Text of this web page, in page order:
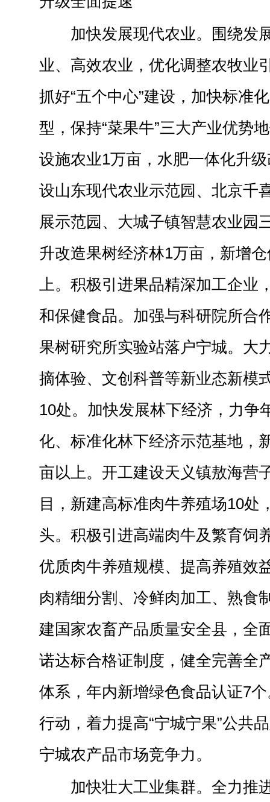
加快发展现代农业。围绕发
业、高效农业，优化调整农牧业
抓好“五个中心”建设，加快标准
型，保持“菜果牛”三大产业优势
设施农业1万亩，水肥一体化升
设山东现代农业示范园、北京千
展示范园、大城子镇智慧农业园
升改造果树经济林1万亩，新增
上。积极引进果品精深加工企业
和保健食品。加强与科研院所合
果树研究所实验站落户宁城。大
摘体验、文创科普等新业态新模
10处。加快发展林下经济，力争
化、标准化林下经济示范基地，
亩以上。开工建设天义镇敖海营
目，新建高标准肉牛养殖场10处
头。积极引进高端肉牛及繁育饲
优质肉牛养殖规模、提高养殖效
肉精细分割、冷鲜肉加工、熟食
建国家农畜产品质量安全县，全
诺达标合格证制度，健全完善全
体系，年内新增绿色食品认证7
行动，着力提高“宁城宁果”公共
宁城农产品市场竞争力。
加快壮大工业集群。全力推